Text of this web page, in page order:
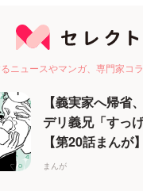
ニュースやマンガ、専門家コ
【義実家へ帰省
デリ義兄「すっ
【第20話まんが
ト
まんが